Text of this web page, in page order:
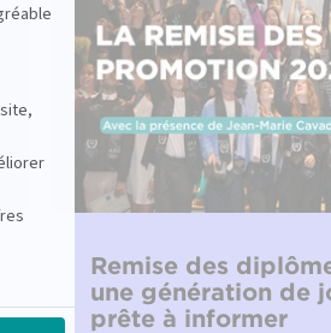
Remise des
une génération de
prête à informer